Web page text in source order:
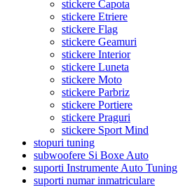
stickere Capota
stickere Etriere
stickere Flag
stickere Geamuri
stickere Interior
stickere Luneta
stickere Moto
stickere Parbriz
stickere Portiere
stickere Praguri
stickere Sport Mind
stopuri tuning
subwoofere Si Boxe Auto
suporti Instrumente Auto Tuning
suporti numar inmatriculare